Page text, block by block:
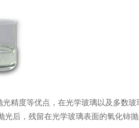
精度等优点，在光学玻璃以及多数
后，残留在光学玻璃表面的氧化铈抛